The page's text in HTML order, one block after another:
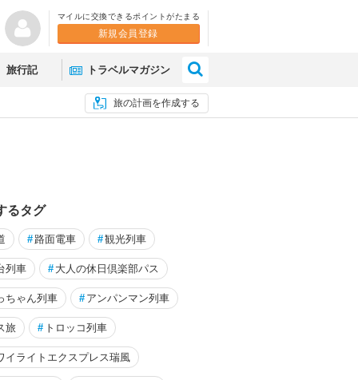
マイルに交換できるポイントがたまる
新規会員登録
旅行記 トラベルマガジン
旅の計画を作成する
秘境駅の宝庫 芸備線で三次
by ASARI 2023/08/25～
るタグ
# 路面電車 #観光列車
列車 # 大人の休日倶楽部パス
ちゃん列車 # アンパンマン列車
旅 # トロッコ列車
イライトエクスプレス瑞風